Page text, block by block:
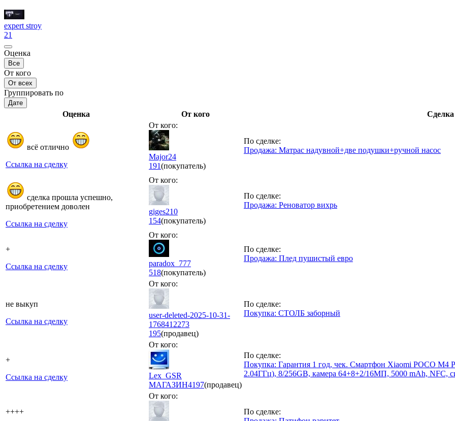
expert stroy
21
Оценка
Все
От кого
От всех
Группировать по
Дате
Оценка От кого Сделка
всё отлично
Ссылка на сделку
От кого:
Major24
191(покупатель)
По сделке:
Продажа: Матрас надувной+две подушки+ручной насос
сделка прошла успешно,
приобретением доволен
Ссылка на сделку
От кого:
giges210
154(покупатель)
По сделке:
Продажа: Реноватор вихрь
+
Ссылка на сделку
От кого:
paradox_777
518(покупатель)
По сделке:
Продажа: Плед пушистый евро
не выкуп
Ссылка на сделку
От кого:
user-deleted-2025-10-31-
1768412273
195(продавец)
По сделке:
Покупка: СТОЛБ заборный
+
Ссылка на сделку
От кого:
Lex_GSR
МАГАЗИН4197(продавец)
По сделке:
Покупка: Гарантия 1 год, чек. Смартфон Xiaomi POCO M4
2.04ГГц), 8/256GB, камера 64+8+2/16МП, 5000 mAh, NFC,
++++
От кого:
По сделке: